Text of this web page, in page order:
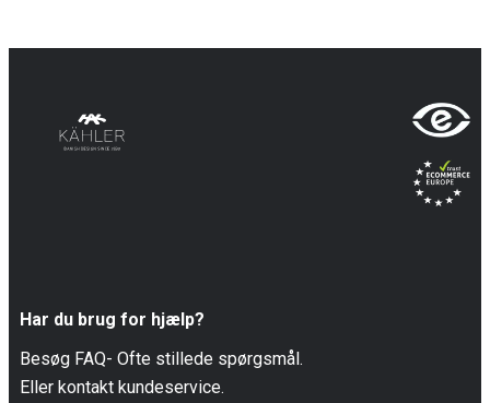
Har du brug for hjælp?
Besøg FAQ- Ofte stillede spørgsmål.
Eller kontakt kundeservice.